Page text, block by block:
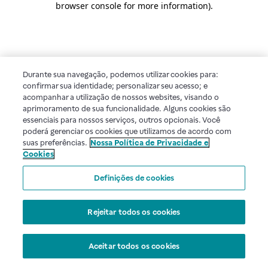
browser console for more information).
Durante sua navegação, podemos utilizar cookies para:
confirmar sua identidade; personalizar seu acesso; e
acompanhar a utilização de nossos websites, visando o
aprimoramento de sua funcionalidade. Alguns cookies são
essenciais para nossos serviços, outros opcionais. Você
poderá gerenciar os cookies que utilizamos de acordo com
suas preferências. Nossa Política de Privacidade e
Cookies
Definições de cookies
Rejeitar todos os cookies
Aceitar todos os cookies